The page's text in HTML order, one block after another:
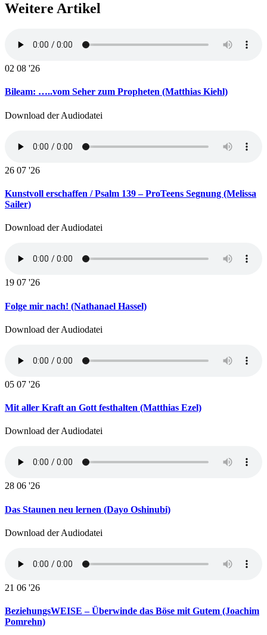
Weitere Artikel
02 08 '26
Bileam: …..vom Seher zum Propheten (Matthias Kiehl)
Download der Audiodatei
26 07 '26
Kunstvoll erschaffen / Psalm 139 – ProTeens Segnung (Melissa
Sailer)
Download der Audiodatei
19 07 '26
Folge mir nach! (Nathanael Hassel)
Download der Audiodatei
05 07 '26
Mit aller Kraft an Gott festhalten (Matthias Ezel)
Download der Audiodatei
28 06 '26
Das Staunen neu lernen (Dayo Oshinubi)
Download der Audiodatei
21 06 '26
BeziehungsWEISE – Überwinde das Böse mit Gutem (Joachim
Pomrehn)